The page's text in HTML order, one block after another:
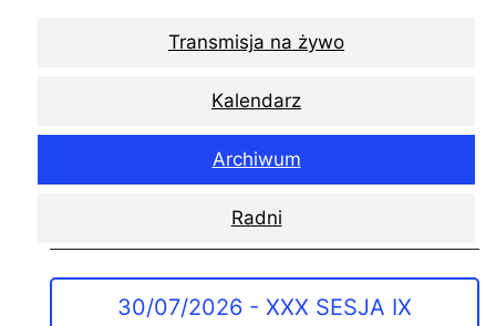
Transmisja na żywo
Kalendarz
Archiwum
Radni
30/07/2026 - XXX SESJA IX